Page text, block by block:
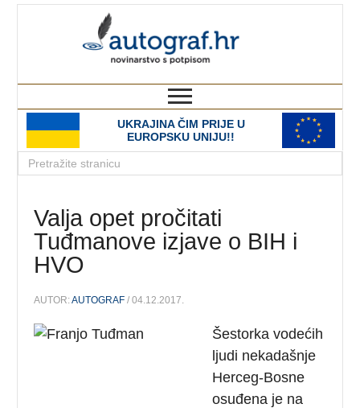
UKRAJINA ČIM PRIJE U
EUROPSKU UNIJU!!
Valja opet pročitati
Tuđmanove izjave o BIH i
HVO
AUTOR:AUTOGRAF / 04.12.2017.
Šestorka vodećih
ljudi nekadašnje
Herceg-Bosne
osuđena je na